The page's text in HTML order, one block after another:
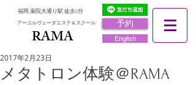
予約
福岡 薬院大通り駅 徒歩2分
アーユルヴェーダエステ＆スクール
RAMA English
メタトロン体験＠RAMA
2017年2月23日